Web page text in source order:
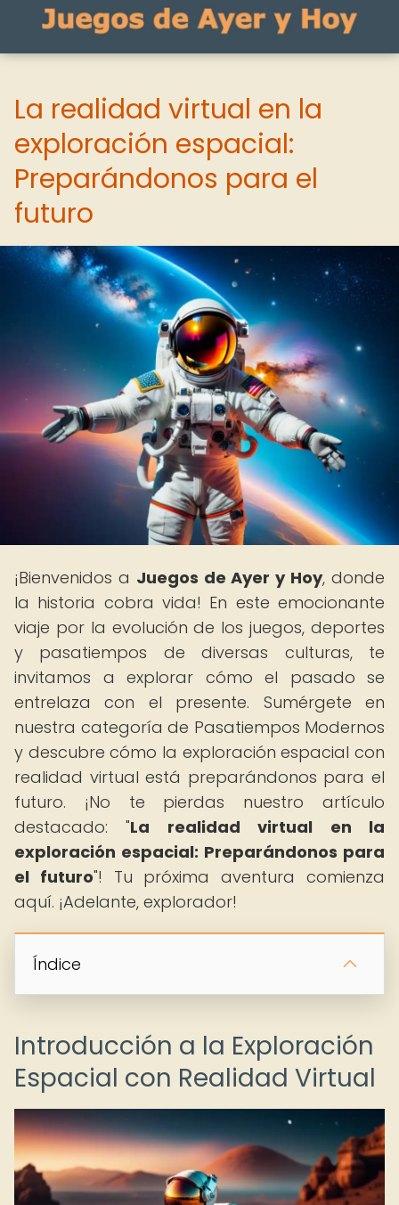
La realidad virtual en la
exploración espacial:
Preparándonos para el
futuro
¡Bienvenidos a Juegos de Ayer y Hoy, donde
la historia cobra vida! En este emocionante
viaje por la evolución de los juegos, deportes
y pasatiempos de diversas culturas, te
invitamos a explorar cómo el pasado se
entrelaza con el presente. Sumérgete en
nuestra categoría de Pasatiempos Modernos
y descubre cómo la exploración espacial con
realidad virtual está preparándonos para el
futuro. ¡No te pierdas nuestro artículo
destacado: "La realidad virtual en la
exploración espacial: Preparándonos para
el futuro"! Tu próxima aventura comienza
aquí. ¡Adelante, explorador!
Índice
Introducción a la Exploración
Espacial con Realidad Virtual